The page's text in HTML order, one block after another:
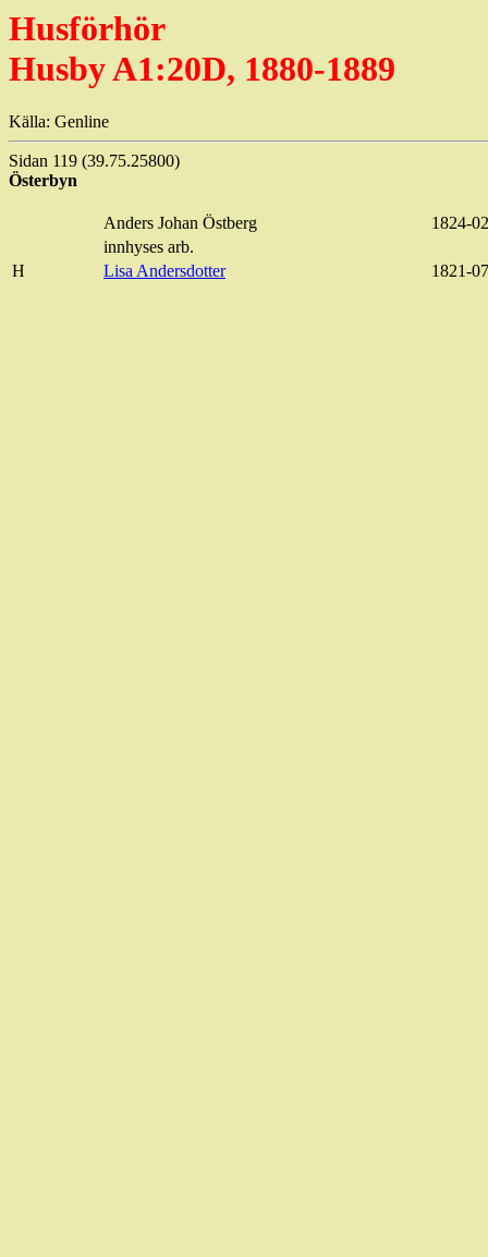
Husförhör
Husby A1:20D, 1880-1889
Källa: Genline
Sidan 119 (39.75.25800)
Österbyn
Anders Johan Östberg
1824-
innhyses arb.
H
Lisa Andersdotter 1821-